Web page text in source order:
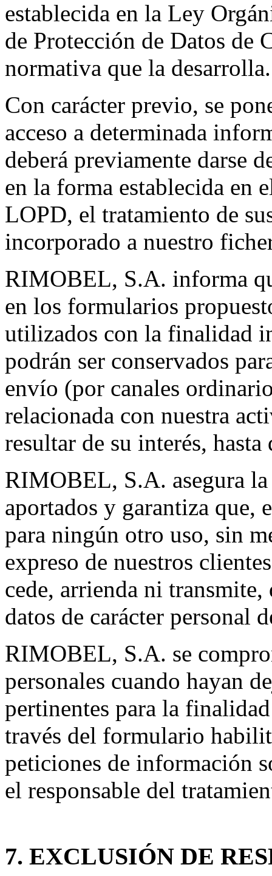
establecida en la Ley
de Protección de Datos de
normativa que la desarrolla.
Con carácter previo, se
acceso a determinada
deberá previamente darse
en la forma establecida en
LOPD, el tratamiento de
incorporado a nuestro
RIMOBEL, S.A. informa
en los formularios
utilizados con la finalidad
podrán ser conservados
envío (por canales
relacionada con nuestra
resultar de su interés,
RIMOBEL, S.A. asegura
aportados y garantiza que,
para ningún otro uso, sin
expreso de nuestros
cede, arrienda ni
datos de carácter personal
RIMOBEL, S.A. se
personales cuando hayan
pertinentes para la
través del formulario
peticiones de información
el responsable del
7. EXCLUSIÓN DE